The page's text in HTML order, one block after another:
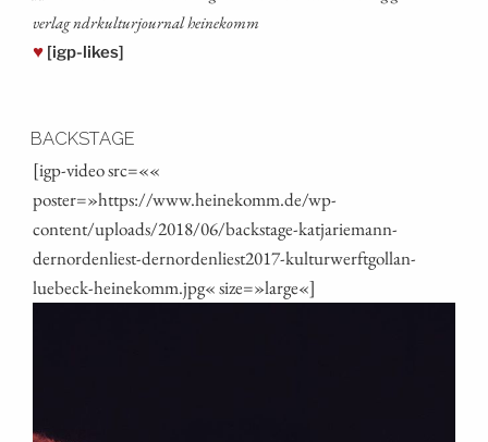
ver­lag ndrkul­tur­jour­nal heinekomm
♥ [igp-likes]
BACKSTAGE
[igp-video src=««
poster=»https://www.heinekomm.de/wp-
content/uploads/2018/06/backstage-katjariemann-
dernordenliest-dernordenliest2017-kulturwerftgollan-
luebeck-heinekomm.jpg« size=»large«]